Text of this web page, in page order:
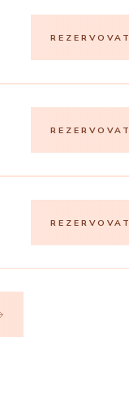
REZERVOVAT
REZERVOVAT
REZERVOVAT